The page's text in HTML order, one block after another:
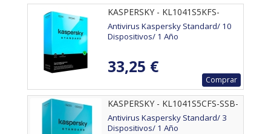
KASPERSKY - KL1041S5KFS-
MSBES
Antivirus Kaspersky Standard/ 10
Dispositivos/ 1 Año
33,25 €
Comprar
KASPERSKY - KL1041S5CFS-SSB-
ES
Antivirus Kaspersky Standard/ 3
Dispositivos/ 1 Año